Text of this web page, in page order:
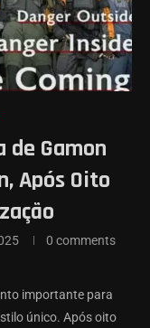
de Gamon
Após Oito
0 comments
importante para
único. Após oito